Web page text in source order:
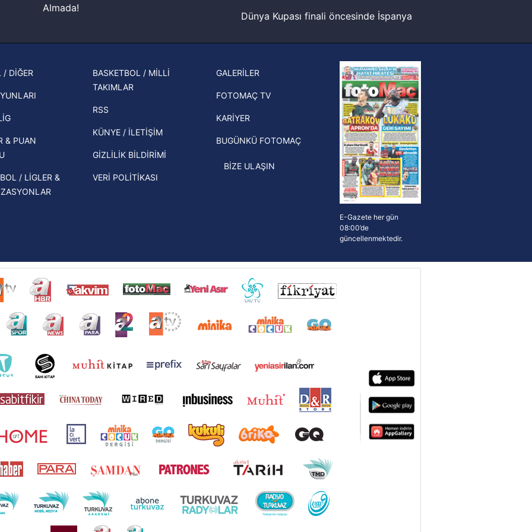
çerezlerle ilgili bilgi almak için lütfentıklayınız.
Almada!
muhtemel rakibi belli oldu! Gornik
İspanya-Arjantin finalinin ardından dış
Beşiktaş'ın UEFA Avrupa Ligi'nde 3. Ön
Eleme Turu muhtemel rakipleri belli
Dünya Kupası finali öncesinde İspanya
şampiyonluk yüzüğü verilecek
Hernan Crespo, Meksika Ligi
ekiplerinden Atlas'ın yeni teknik
direktörü oldu
/ DİĞER
& PUAN
/ LİGLER &
BASKETBOL / MİLLİ
TAKIMLAR
RSS
KÜNYE / İLETİŞİM
GİZLİLİK BİLDİRİMİ
VERİ POLİTİKASI
GALERİLER
FOTOMAÇ TV
KARİYER
BUGÜNKÜ FOTOMAÇ
BİZE ULAŞIN
E-Gazete her gün
08:00’de
güncellenmektedir.